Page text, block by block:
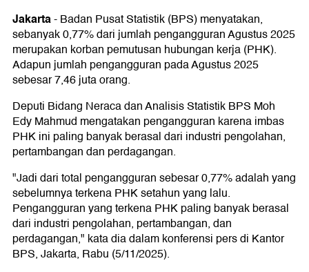
Jakarta-Badan Pusat Statistik (BPS) menyatakan,
sebanyak 0,77% dari jumlah pengangguran Agustus 2025
merupakan korban pemutusan hubungan kerja (PHK).
Adapun jumlah pengangguran pada Agustus 2025
sebesar 7,46 juta orang.
Deputi Bidang Neraca dan Analisis Statistik BPS Moh
Edy Mahmud mengatakan pengangguran karena imbas
PHK ini paling banyak berasal dari industri pengolahan,
pertambangan dan perdagangan.
"Jadi dari total pengangguran sebesar 0,77% adalah yang
sebelumnya terkena PHK setahun yang lalu.
Pengangguran yang terkena PHK paling banyak berasal
dari industri pengolahan, pertambangan, dan
perdagangan," kata dia dalam konferensi pers di Kantor
BPS, Jakarta, Rabu (5/11/2025).